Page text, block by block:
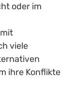
oder im
viele
ihre Konflikte